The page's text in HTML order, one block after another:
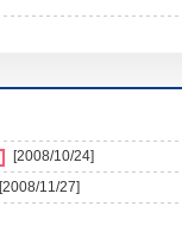
[2008/10/24]
[2008/11/27]